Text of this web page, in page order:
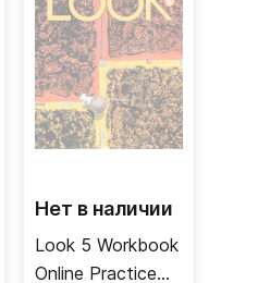
Нет в наличии
Look 5 Workbook
Online Practice